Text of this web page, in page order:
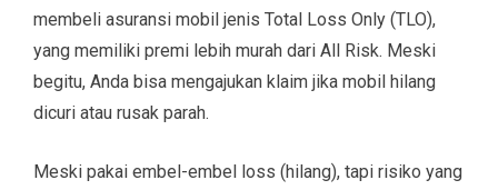
membeli asuransi mobil jenis Total Loss Only (TLO),
yang memiliki premi lebih murah dari All Risk. Meski
begitu, Anda bisa mengajukan klaim jika mobil hilang
dicuri atau rusak parah.
Meski pakai embel-embel loss (hilang), tapi risiko yang